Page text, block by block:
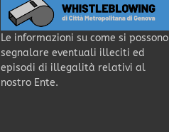
Le informazioni su come si possono
segnalare eventuali illeciti ed
episodi di illegalità relativi al
nostro Ente.